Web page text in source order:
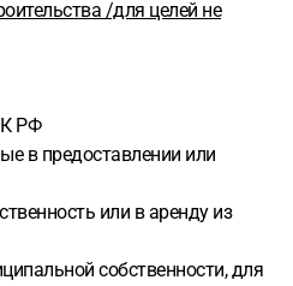
/для целей не
РФ
в предоставлении или
или в аренду из
собственности, для